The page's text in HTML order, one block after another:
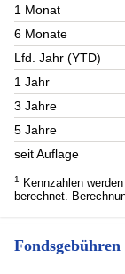
1 Monat
6 Monate
Lfd. Jahr (YTD)
1 Jahr
3 Jahre
5 Jahre
seit Auflage
1
Kennzahlen
berechnet.
Fondsgebühren